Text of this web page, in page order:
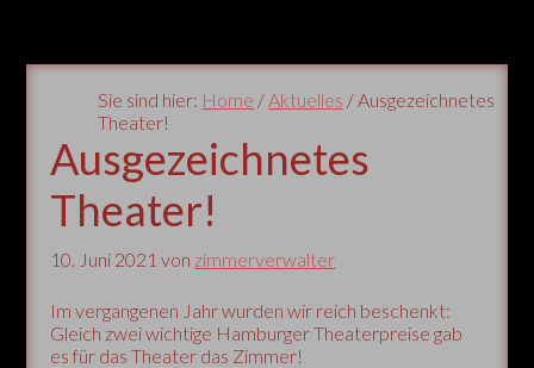
Sie sind hier: Home /Aktuelles / Ausgezeichnetes
Theater!
Ausgezeichnetes
Theater!
10. Juni 2021 von zimmerverwalter
Im vergangenen Jahr wurden wir reich beschenkt:
Gleich zwei wichtige Hamburger Theaterpreise gab
es für das Theater das Zimmer!